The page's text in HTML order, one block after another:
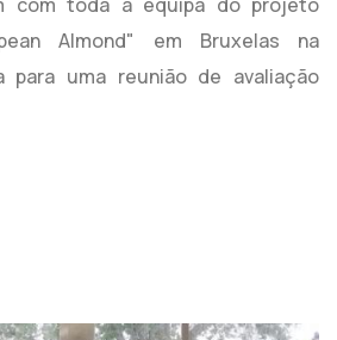
Almond" em Bruxelas na
para uma reunião de avaliação